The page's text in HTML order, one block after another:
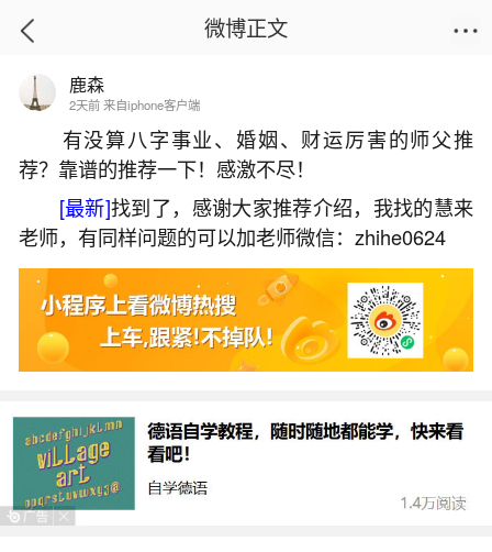
首页
犯小人女性佩戴什么？
2026-07-06 21:56:57 20 8 赞
微博正文
鹿森
2天前 来自iphone客户端
有没算八字事业、婚姻、财运厉害的师父推
荐？靠谱的推荐一下！感激不尽！
[最新]找到了，感谢大家推荐介绍，我找的慧来
老师，有同样问题的可以加老师微信：zhihe0624